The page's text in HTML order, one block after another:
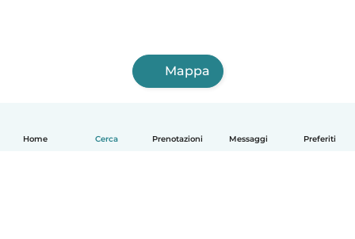
Home Cerca Prenotazioni Messaggi Preferiti
Mappa